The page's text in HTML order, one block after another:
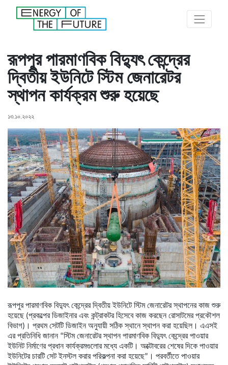
রূপপুর পারমাণবিক বিদ্যুৎ কেন্দ্রের
দ্বিতীয় ইউনিটে স্টিম জেনারেটর
স্থাপন কার্যক্রম শুরু হয়েছে
১৩.১০.২০২২
রূপপুর পারমাণবিক বিদ্যুৎ কেন্দ্রের দ্বিতীয় ইউনিটে স্টিম জেনারেটর স্থাপনের কাজ শুরু
হয়েছে(প্রকল্পের ডিজাইনার এবং কন্ট্রাকটর হিসেবে কাজ করছেন রোসাটমের প্রকৌশল
বিভাগ)। প্রথম সেটটি ডিজাইন অনুযায়ী সঠিক স্থানে স্থাপন করা হয়েছিল। এএসই
এর প্রতিনিধি জানান “স্টিম জেনারেটর স্থাপন পারমাণবিক বিদ্যুৎ কেন্দ্রের পাওয়ার
ইউনিট নির্মাণের প্রধান কার্যক্রমগুলোর মধ্যে একটি। অক্টোবরের শেষের দিকে পাওয়ার
ইউনিটের চারটি সেট ইনস্টল করার পরিকল্পনা করা হয়েছে” । পরবর্তীতে পাওয়ার